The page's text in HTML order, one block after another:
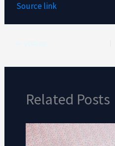
Source link
Related Posts